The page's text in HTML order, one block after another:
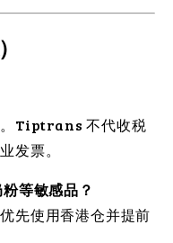
。Tiptrans 不代收税
发票。
等敏感品？
先使用香港仓并提前